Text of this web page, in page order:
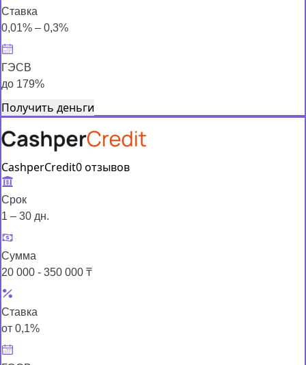
Ставка
0,01% – 0,3%
ГЭСВ
до 179%
Получить деньги
CashperCredit0 отзывов
Срок
1 – 30 дн.
Сумма
20 000 - 350 000 ₸
Ставка
от 0,1%